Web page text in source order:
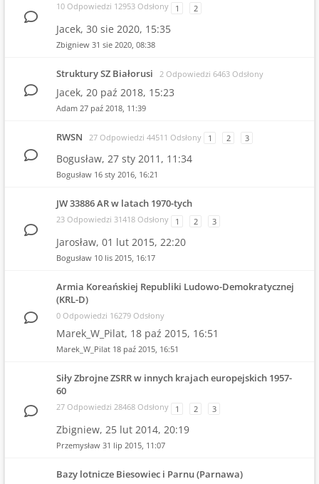
10 Odpowiedzi 12953 Odsłony 1 2
Jacek, 30 sie 2020, 15:35
Zbigniew 31 sie 2020, 08:38
Struktury SZ Białorusi 2 Odpowiedzi 6463 Odsłony
Jacek, 20 paź 2018, 15:23
Adam 27 paź 2018, 11:39
RWSN 27 Odpowiedzi 44511 Odsłony 1 2 3
Bogusław, 27 sty 2011, 11:34
Bogusław 16 sty 2016, 16:21
JW 33886 AR w latach 1970-tych
23 Odpowiedzi 31418 Odsłony 1 2 3
Jarosław, 01 lut 2015, 22:20
Bogusław 10 lis 2015, 16:17
Armia Koreańskiej Republiki Ludowo-Demokratycznej
(KRL-D)
0 Odpowiedzi 16279 Odsłony
Marek_W_Pilat, 18 paź 2015, 16:51
Marek_W_Pilat 18 paź 2015, 16:51
Siły Zbrojne ZSRR w innych krajach europejskich 1957-
60
27 Odpowiedzi 28468 Odsłony 1 2 3
Zbigniew, 25 lut 2014, 20:19
Przemysław 31 lip 2015, 11:07
Bazy lotnicze Biesowiec i Parnu (Parnawa)